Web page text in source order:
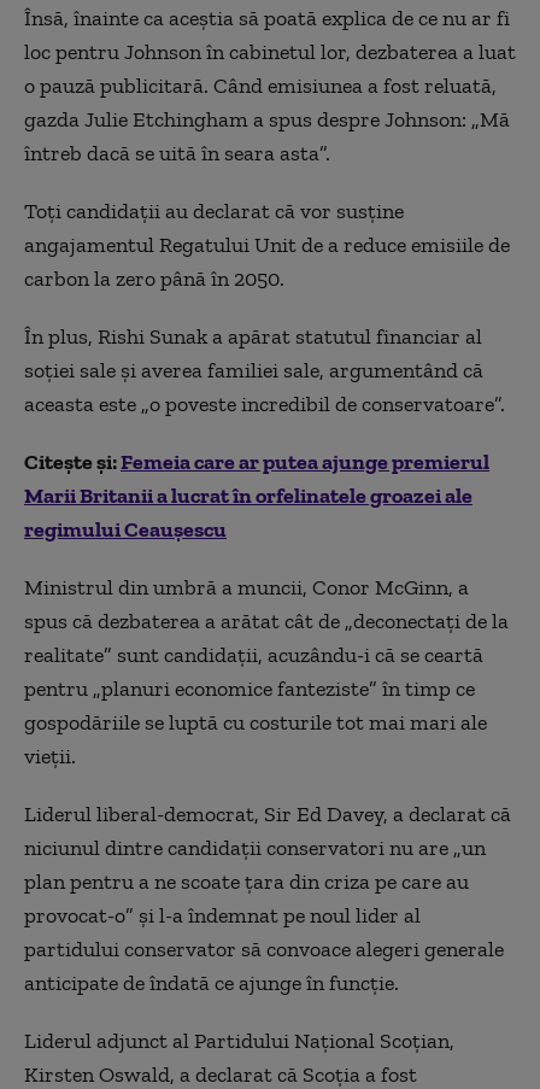
Însă, înainte ca aceștia să poată explica de ce nu ar fi
loc pentru Johnson în cabinetul lor, dezbaterea a luat
o pauză publicitară. Când emisiunea a fost reluată,
gazda Julie Etchingham a spus despre Johnson: „Mă
întreb dacă se uită în seara asta”.
Toți candidații au declarat că vor susține
angajamentul Regatului Unit de a reduce emisiile de
carbon la zero până în 2050.
În plus, Rishi Sunak a apărat statutul financiar al
soției sale și averea familiei sale, argumentând că
aceasta este „o poveste incredibil de conservatoare”.
Citește și:Femeia care ar putea ajunge premierul
Marii Britanii a lucrat în orfelinatele groazei ale
regimului Ceaușescu
Ministrul din umbră a muncii, Conor McGinn, a
spus că dezbaterea a arătat cât de „deconectați de la
realitate” sunt candidații, acuzându-i că se ceartă
pentru „planuri economice fanteziste” în timp ce
gospodăriile se luptă cu costurile tot mai mari ale
vieții.
Liderul liberal-democrat, Sir Ed Davey, a declarat că
niciunul dintre candidații conservatori nu are „un
plan pentru a ne scoate țara din criza pe care au
provocat-o” și l-a îndemnat pe noul lider al
partidului conservator să convoace alegeri generale
anticipate de îndată ce ajunge în funcție.
Liderul adjunct al ​​Partidului Național Scoțian,
Kirsten Oswald, a declarat că Scoția a fost